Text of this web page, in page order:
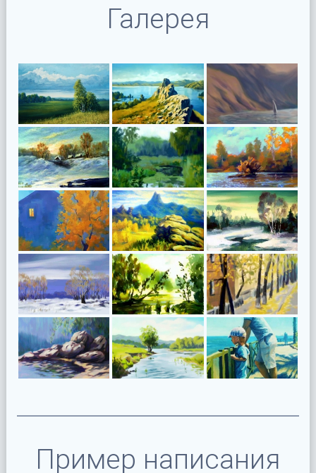
Галерея
Пример написания